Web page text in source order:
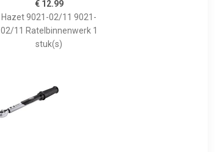
€ 12.99
Hazet 9021-02/11 9021-
02/11 Ratelbinnenwerk 1
stuk(s)